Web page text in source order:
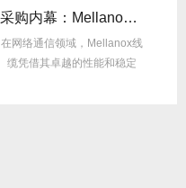
采购内幕：Mellanox线缆验真3步走，假货休想蒙混过关！
在网络通信领域，Mellanox线
缆凭借其卓越的性能和稳定